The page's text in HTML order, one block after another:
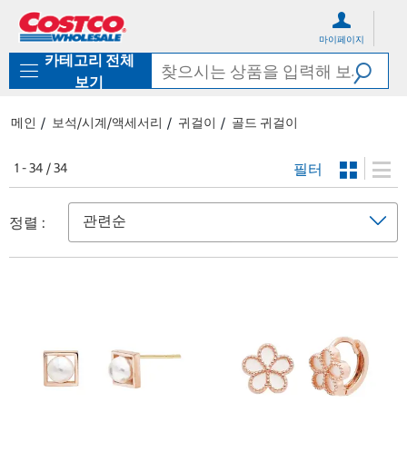
로
기
가
마이페이지
카테고리 전체
보기
메인 보석/시계/액세서리 귀걸이 골드 귀걸이
1 - 34 / 34 필터
정렬 :